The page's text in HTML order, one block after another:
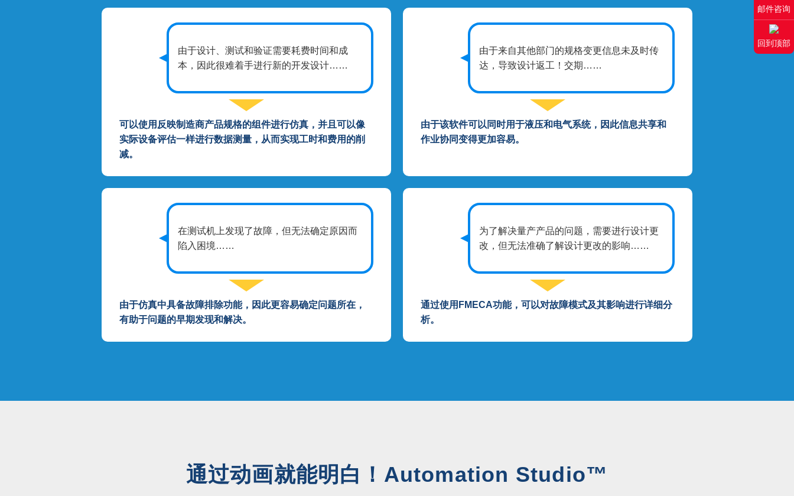
由于设计、测试和验证需要耗费时间和成
本，因此很难着手进行新的开发设计……
可以使用反映制造商产品规格的组件进行仿真，并且可以像
实际设备评估一样进行数据测量，从而实现工时和费用的削
减。
由于来自其他部门的规格变更信息未及时传
达，导致设计返工！交期……
由于该软件可以同时用于液压和电气系统，因此信息共享和
作业协同变得更加容易。
在测试机上发现了故障，但无法确定原因而
陷入困境……
由于仿真中具备故障排除功能，因此更容易确定问题所在，
有助于问题的早期发现和解决。
为了解决量产产品的问题，需要进行设计更
改，但无法准确了解设计更改的影响……
通过使用FMECA功能，可以对故障模式及其影响进行详细分
析。
通过动画就能明白！ Automation Studio™
邮件咨询
回到顶部